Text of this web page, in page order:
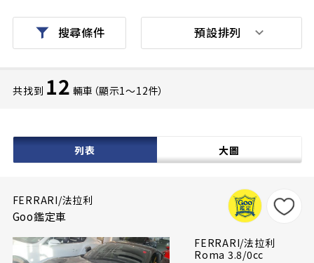
搜尋條件
共找到 12 輛車（顯示1〜12件）
列表 大圖
預設排列
FERRARI/法拉利
Goo鑑定車
FERRARI/法拉利
Roma 3.8/0cc